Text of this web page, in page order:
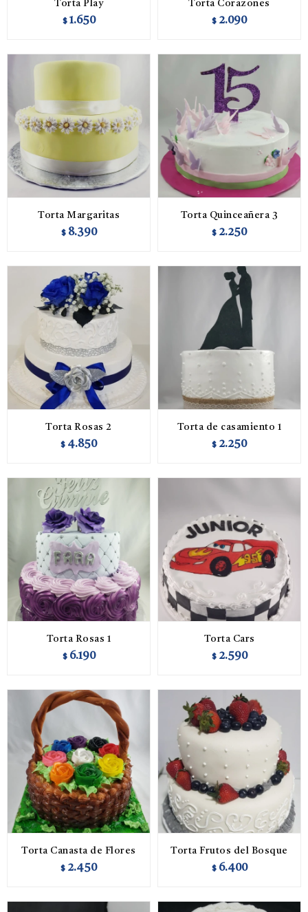
Torta Play
$ 1.650
Torta Corazones
$ 2.090
Torta Margaritas
$ 8.390
Torta Quinceañera 3
$ 2.250
Torta Rosas 2
$ 4.850
Torta de casamiento 1
$ 2.250
Torta Rosas 1
$ 6.190
Torta Cars
$ 2.590
Torta Canasta de Flores
$ 2.450
Torta Frutos del Bosque
$ 6.400